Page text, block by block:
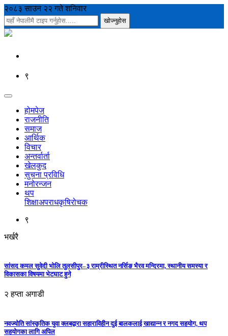
२०८३ साउन २२ गते शनिवार
९
होमपेज
राजनीति
समाज
आर्थिक
विचार
अन्तर्वार्ता
खेलकुद
सुचना प्रविधि
मनोरन्जन
थप
शिक्षाअपराधकृषिरोचक
९
भर्खरै
सांसद कमल सुवेदी भोलि तुलसीपुर–३ राम्रीस्थित नर्सिङ भैरव मन्दिरमा, स्थानीय समस्या र
विकासका विषयमा भेटघाट हुने
२ हप्ता अगाडी
नवज्योति सांस्कृतिक युवा क्लबद्वारा सहाराविहीन दुई बालकलाई खाद्यान्न र नगद सहयोग, थप
सहयोगका लागि अपिल